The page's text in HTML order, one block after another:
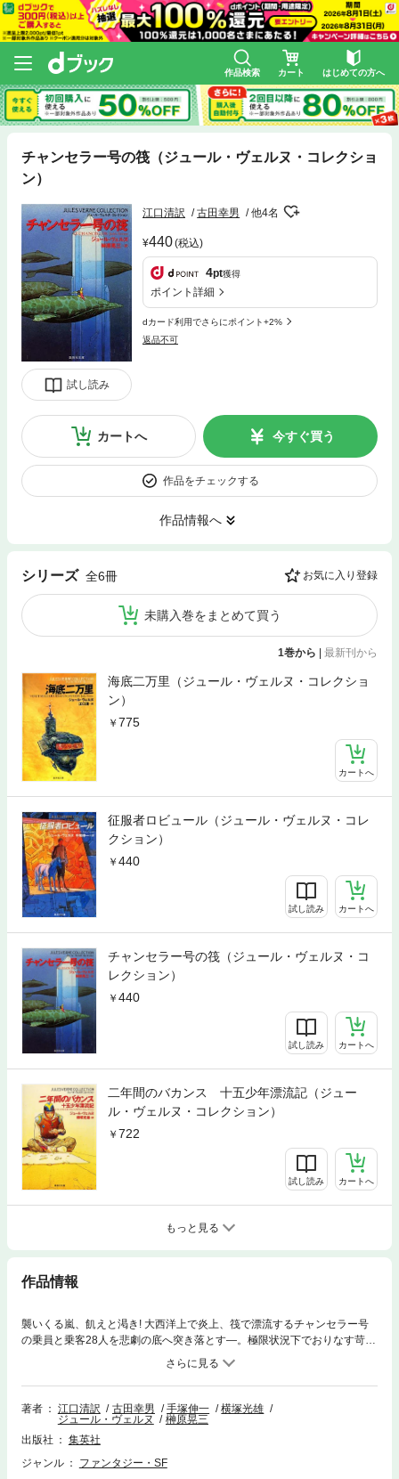
作品検索 カート はじめての方へ
チャンセラー号の筏（ジュール・ヴェルヌ・コレクショ
ン）
試し読み
江口清訳 古田幸男 他4名
440(税込)
4pt獲得
ポイント詳細
dカード利用でさらにポイント+2%
返品不可
カートへ 今すぐ買う
作品をチェックする
作品情報へ
シリーズ 全6冊 お気に入り登録
未購入巻をまとめて買う
1巻から | 最新刊から
海底二万里（ジュール・ヴェルヌ・コレクショ
ン）
775
カートへ
征服者ロビュール（ジュール・ヴェルヌ・コレ
クション）
440
試し読み カートへ
チャンセラー号の筏（ジュール・ヴェルヌ・コ
レクション）
440
試し読み カートへ
二年間のバカンス 十五少年漂流記（ジュー
ル・ヴェルヌ・コレクション）
722
試し読み カートへ
もっと見る
作品情報
襲いくる嵐、飢えと渇き! 大西洋上で炎上、筏で漂流するチャンセラー号
の乗員と乗客28人を悲劇の底へ突き落とす―。極限状況下でおりなす苛酷
著者 江口清訳 古田幸男 手塚伸一
横塚光雄
ジュール・ヴェルヌ
榊原晃三
出版社
集英社
ジャンル
ファンタジー・SF